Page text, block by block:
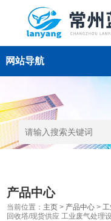
网站导航
产品中心
当前位置： 主页 > 产品中心 >
回收塔/现货供应 工业废气处理